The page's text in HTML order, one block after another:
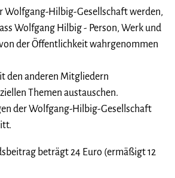
Wolfgang-Hilbig-Gesellschaft werden,
Wolfgang Hilbig - Person, Werk und
der Öffentlichkeit wahrgenommen
den anderen Mitgliedern
Themen austauschen.
der Wolfgang-Hilbig-Gesellschaft
beträgt 24 Euro (ermäßigt 12